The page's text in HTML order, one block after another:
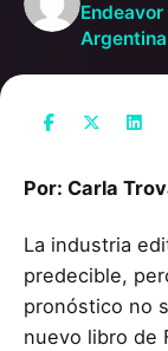
Endeavor
Argentina
Por: Carla
La industria
predecible,
pronóstico no
nuevo libro de